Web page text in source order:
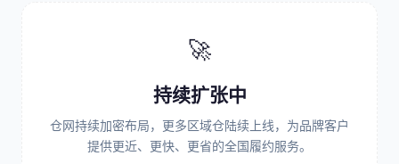
🚀
持续扩张中
仓网持续加密布局，更多区域仓陆续上线，为品牌客户
提供更近、更快、更省的全国履约服务。